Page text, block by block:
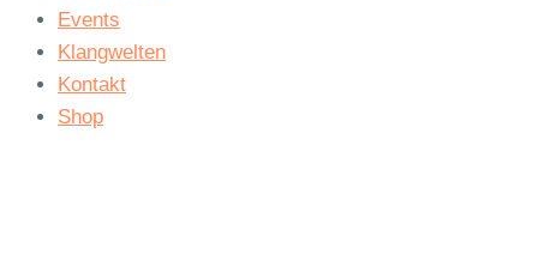
Events
Klangwelten
Kontakt
Shop